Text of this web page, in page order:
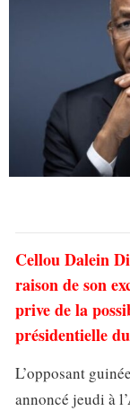
Cellou Dalein
raison de son
prive de la
présidentielle
L’opposant
annoncé jeudi à